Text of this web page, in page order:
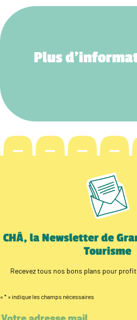
Plus
CHÂ, la Newsletter de
Tourisme
Recevez tous nos bons plans pour
« * » indique les champs nécessaires